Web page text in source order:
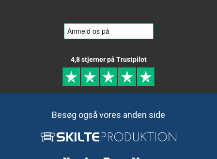
4,8 stjerner på Trustpilot
Besøg også vores anden side